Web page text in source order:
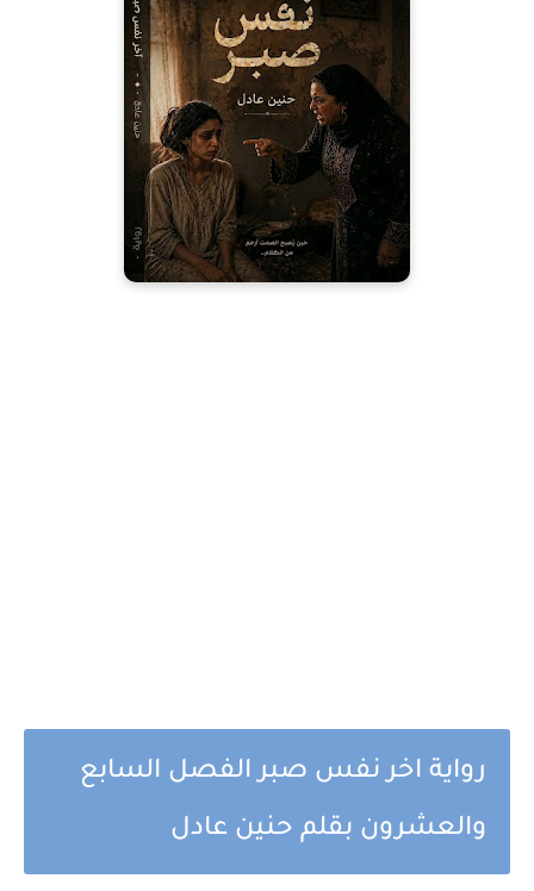
رواية اخر نفس صبر الفصل السابع
والعشرون بقلم حنين عادل